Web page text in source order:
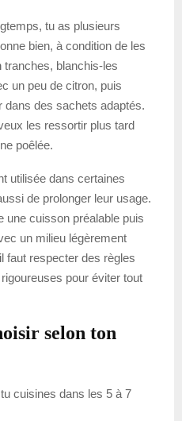
tu as plusieurs
bien, à condition de les
tranches, blanchis-les
un peu de citron, puis
dans des sachets adaptés.
les ressortir plus tard
poêlée.
utilisée dans certaines
de prolonger leur usage.
une cuisson préalable puis
un milieu légèrement
faut respecter des règles
pour éviter tout
selon ton
cuisines dans les 5 à 7